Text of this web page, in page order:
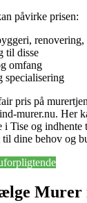
påvirke prisen:
renovering,
til disse
omfang
specialisering
pris på
murer.nu. Her
Tise og indhente
dine behov og
Murer